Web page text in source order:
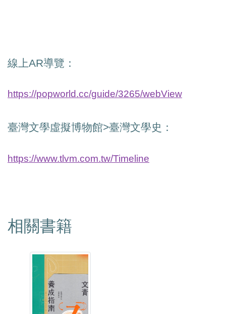
線上AR導覽：
https://popworld.cc/guide/3265/webView
臺灣文學虛擬博物館>臺灣文學史：
https://www.tlvm.com.tw/Timeline
相關書籍